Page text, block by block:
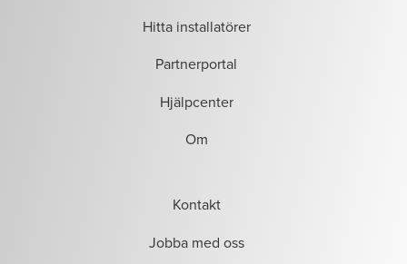
Hitta installatörer
Partnerportal
Hjälpcenter
Om
Kontakt
Jobba med oss